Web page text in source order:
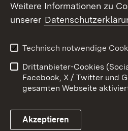
Link zum Landesportal
Kontakt
Barrierefreiheit
Impressum
Weitere Informationen zu
unserer
Technisch notwendige
Drittanbieter-Cookies
Facebook, X / Twitter und
gesamten Webseite
Akzeptieren